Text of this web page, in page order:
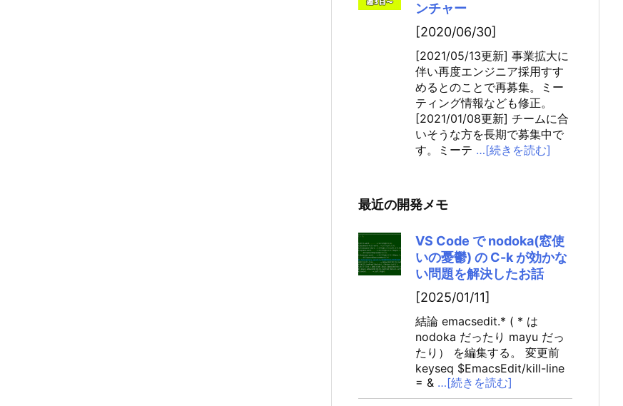
ンチャー
[2020/06/30]
[2021/05/13更新] 事業拡大に
伴い再度エンジニア採用すす
めるとのことで再募集。ミー
ティング情報なども修正。
[2021/01/08更新] チームに合
いそうな方を長期で募集中で
す。ミーテ …[続きを読む]
最近の開発メモ
VS Code で nodoka(窓使
いの憂鬱) の C-k が効かな
い問題を解決したお話
[2025/01/11]
結論 emacsedit.* ( * は
nodoka だったり mayu だっ
たり） を編集する。 変更前
keyseq $EmacsEdit/kill-line
= & …[続きを読む]